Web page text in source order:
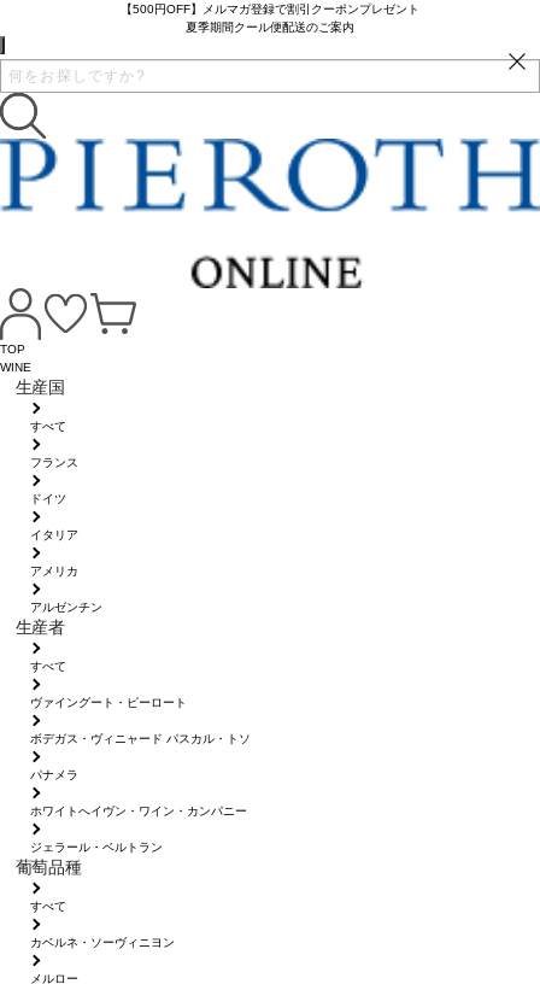
【500円OFF】メルマガ登録で割引クーポンプレゼント
夏季期間クール便配送のご案内
TOP
WINE
生産国
すべて
フランス
ドイツ
イタリア
アメリカ
アルゼンチン
生産者
すべて
ヴァイングート・ピーロート
ボデガス・ヴィニャード パスカル・トソ
パナメラ
ホワイトへイヴン・ワイン・カンパニー
ジェラール・ベルトラン
葡萄品種
すべて
カベルネ・ソーヴィニヨン
メルロー